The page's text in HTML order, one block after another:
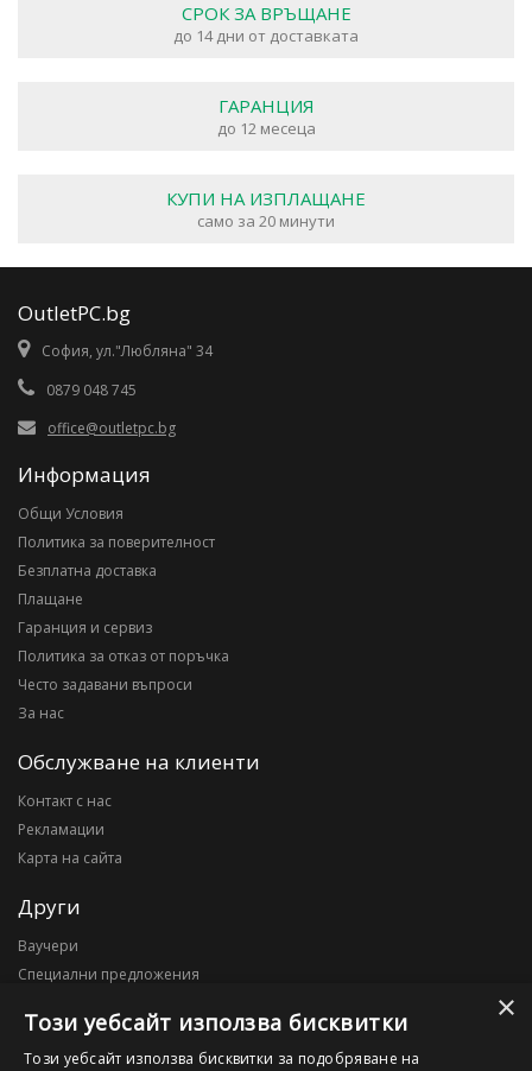
СРОК ЗА ВРЪЩАНЕ
до 14 дни от доставката
ГАРАНЦИЯ
до 12 месеца
КУПИ НА ИЗПЛАЩАНЕ
само за 20 минути
OutletPC.bg
София, ул."Любляна" 34
0879 048 745
office@outletpc.bg
Информация
Общи Условия
Политика за поверителност
Безплатна доставка
Плащане
Гаранция и сервиз
Политика за отказ от поръчка
Често задавани въпроси
За нас
Обслужване на клиенти
Контакт с нас
Рекламации
Карта на сайта
Други
Ваучери
Специални предложения
Моят профил
×
Този уебсайт използва бисквитки
Този уебсайт използва бисквитки за подобряване на